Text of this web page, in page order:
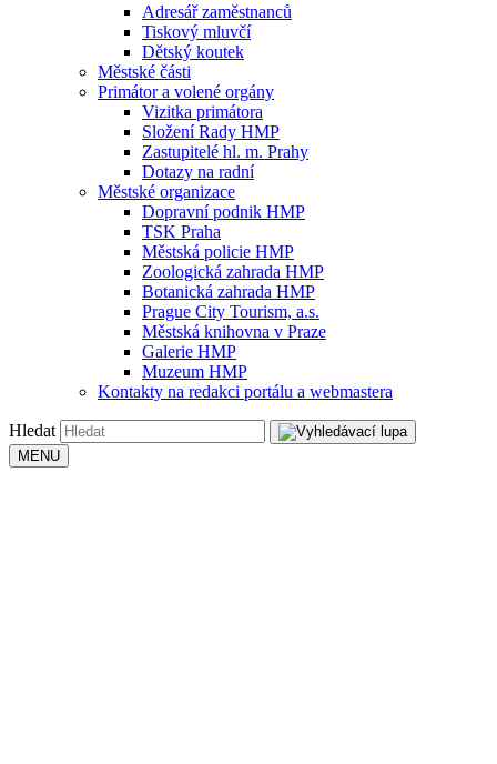
Adresář zaměstnanců
Tiskový mluvčí
Dětský koutek
Městské části
Primátor a volené orgány
Vizitka primátora
Složení Rady HMP
Zastupitelé hl. m. Prahy
Dotazy na radní
Městské organizace
Dopravní podnik HMP
TSK Praha
Městská policie HMP
Zoologická zahrada HMP
Botanická zahrada HMP
Prague City Tourism, a.s.
Městská knihovna v Praze
Galerie HMP
Muzeum HMP
Kontakty na redakci portálu a webmastera
Hledat
MENU